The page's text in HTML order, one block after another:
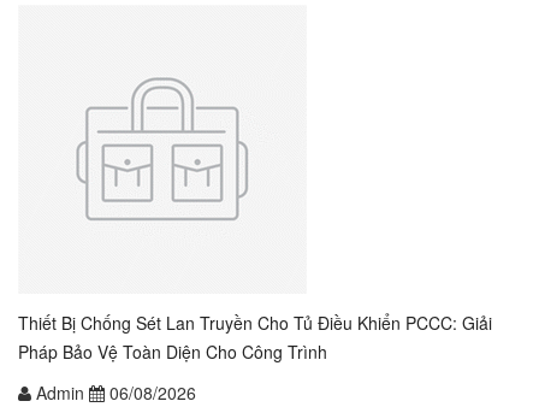
Thiết Bị Chống Sét Lan Truyền Cho Tủ Điều Khiển PCCC: Giải
Pháp Bảo Vệ Toàn Diện Cho Công Trình
Admin
06/08/2026